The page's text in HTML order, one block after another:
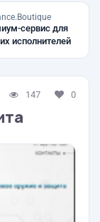
сервис для
исполнителей
147 0